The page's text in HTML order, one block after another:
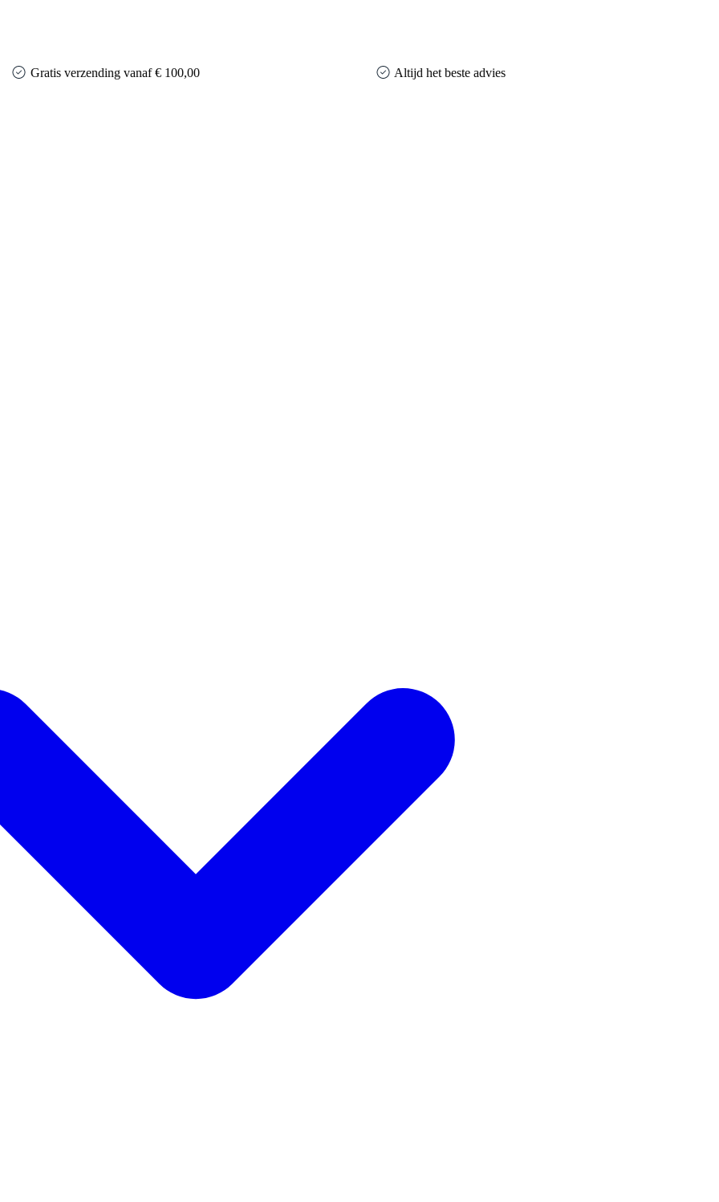
Gratis verzending vanaf € 100,00 Altijd het beste advies